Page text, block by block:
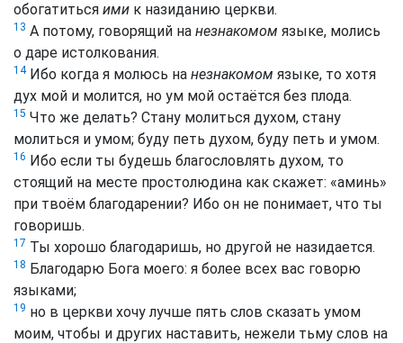
обогатиться ими к назиданию церкви.
13 А потому, говорящий на незнакомом языке, молись
о даре истолкования.
14Ибо когда я молюсь на незнакомом языке, то хотя
дух мой и молится, но ум мой остаётся без плода.
15 Что же делать? Стану молиться духом, стану
молиться и умом; буду петь духом, буду петь и умом.
16 Ибо если ты будешь благословлять духом, то
стоящий на месте простолюдина как скажет: «аминь»
при твоём благодарении? Ибо он не понимает, что ты
говоришь.
17 Ты хорошо благодаришь, но другой не назидается.
18 Благодарю Бога моего: я более всех вас говорю
языками;
19 но в церкви хочу лучше пять слов сказать умом
моим, чтобы и других наставить, нежели тьму слов на